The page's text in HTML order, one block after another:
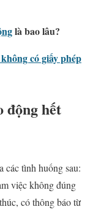
là bao lâu?
có giấy phép
động hết
các tình huống sau:
việc không đúng
có thông báo từ